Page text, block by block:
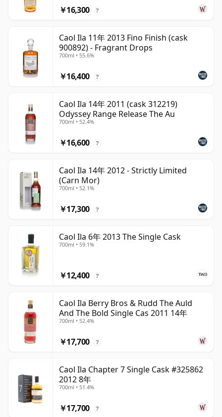
￥16,300 ?
Caol Ila 11年 2013 Fino Finish (cask
900892) - Fragrant Drops
700ml • 55.6%
￥16,400 ?
Caol Ila 14年 2011 (cask 312219)
Odyssey Range Release The Au
700ml • 52.4%
￥16,600 ?
Caol Ila 14年 2012 - Strictly Limited
(Carn Mor)
700ml • 52.1%
￥17,300 ?
Caol Ila 6年 2013 The Single Cask
700ml • 59.1%
￥12,400 ?
Caol Ila Berry Bros & Rudd The Auld
And The Bold Single Cas 2011 14年
700ml • 52.4%
￥17,700 ?
Caol Ila Chapter 7 Single Cask #325862
2012 8年
700ml • 51.4%
￥17,700 ?